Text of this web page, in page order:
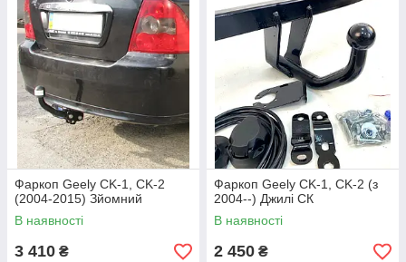
Фаркоп Geely CK-1, CK-2
(2004-2015) Зйомний
В наявності
3 410 ₴
Фаркоп Geely CK-1, CK-2 (з
2004--) Джилі СК
В наявності
2 450 ₴